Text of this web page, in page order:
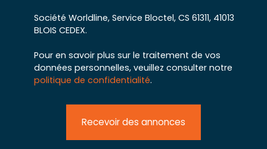
Société Worldline, Service Bloctel, CS 61311, 41013
BLOIS CEDEX.
Pour en savoir plus sur le traitement de vos
données personnelles, veuillez consulter notre
politique de confidentialité.
Recevoir des annonces